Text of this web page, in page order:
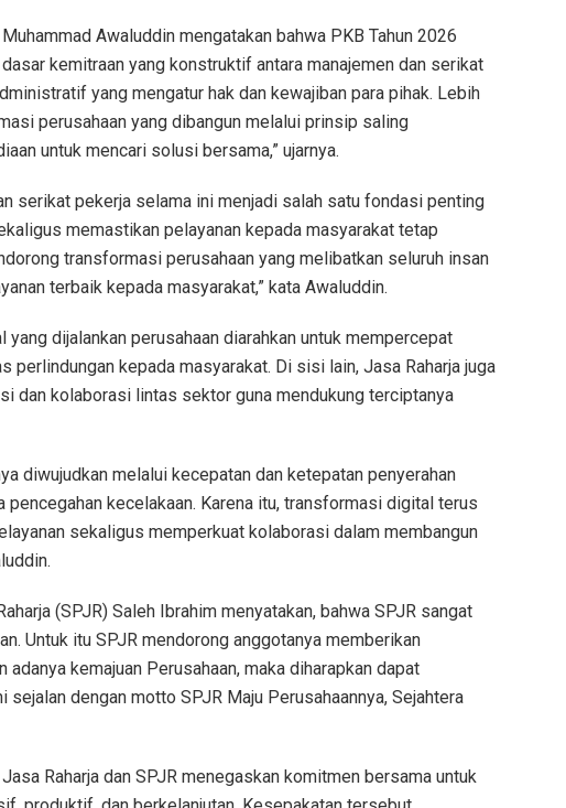
Awaluddin mengatakan bahwa PKB Tahun 2026
kemitraan yang konstruktif antara manajemen dan serikat
yang mengatur hak dan kewajiban para pihak. Lebih
perusahaan yang dibangun melalui prinsip saling
untuk mencari solusi bersama,” ujarnya.
serikat pekerja selama ini menjadi salah satu fondasi penting
memastikan pelayanan kepada masyarakat tetap
transformasi perusahaan yang melibatkan seluruh insan
terbaik kepada masyarakat,” kata Awaluddin.
dijalankan perusahaan diarahkan untuk mempercepat
perlindungan kepada masyarakat. Di sisi lain, Jasa Raharja juga
dan kolaborasi lintas sektor guna mendukung terciptanya
diwujudkan melalui kecepatan dan ketepatan penyerahan
pencegahan kecelakaan. Karena itu, transformasi digital terus
sekaligus memperkuat kolaborasi dalam membangun
(SPJR) Saleh Ibrahim menyatakan, bahwa SPJR sangat
Untuk itu SPJR mendorong anggotanya memberikan
kemajuan Perusahaan, maka diharapkan dapat
dengan motto SPJR Maju Perusahaannya, Sejahtera
Raharja dan SPJR menegaskan komitmen bersama untuk